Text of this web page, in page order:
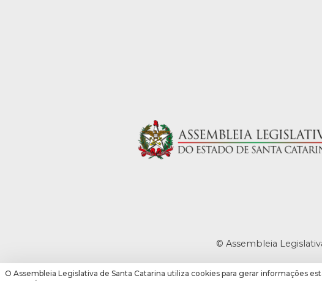
© Assembleia
O Assembleia Legislativa de Santa Catarina utiliza cookies para gerar informações